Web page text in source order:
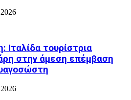
Ιταλίδα τουρίστρια
στην άμεση επέμβαση